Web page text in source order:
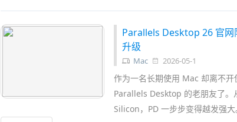
启，直接在 Mac 下同时运行Windows 11、Linux等多款系统
Parallels Desktop 26 官网
升级
Mac 2026-05-1
作为一名长期使用 Mac 却离不
Parallels Desktop 的老朋友了
Silicon，PD 一步步变得越发强